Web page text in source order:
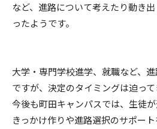
など、進路について考えたり動き
ったようです。
大学・専門学校進学、就職など、
ですが、決定のタイミングは迫って
今後も町田キャンパスでは、生徒
きっかけ作りや進路選択のサポート